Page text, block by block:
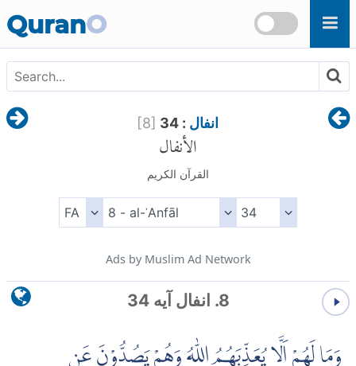
QuranO
[8] انفال : 34
الأنفال
القرآن الكريم
Ads by Muslim Ad Network
8. انفال آیه 34
وَمَا لَهُمْ اَلَّا يُعَذِّبَهُمُ اللّٰهُ وَهُمْ يَصُدُّوْنَ عَنِ